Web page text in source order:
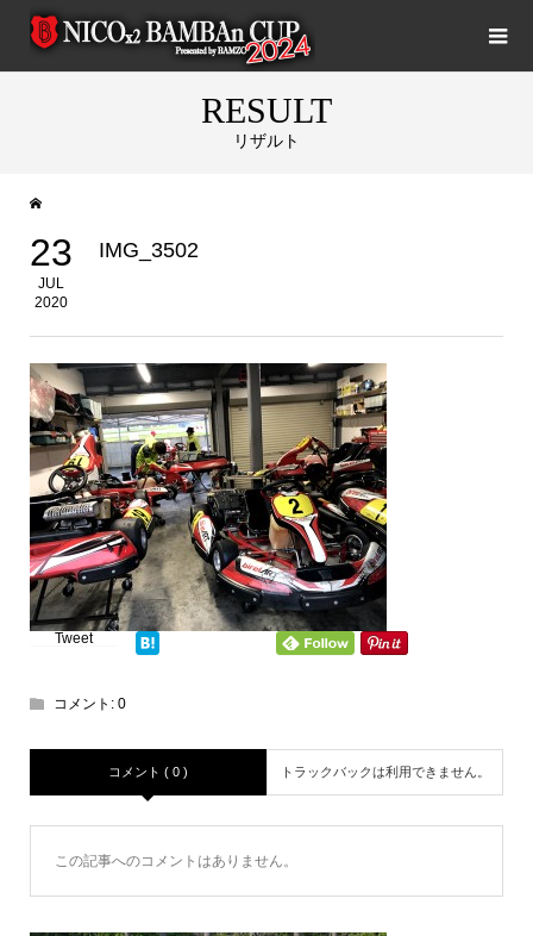
RESULT
リザルト
23
JUL
2020
IMG_3502
Tweet
コメント: 0
コメント ( 0 ) トラックバックは利用できません。
この記事へのコメントはありません。